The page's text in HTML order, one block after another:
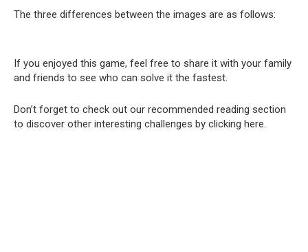
The three differences between the images are as follows:
If you enjoyed this game, feel free to share it with your family
and friends to see who can solve it the fastest.
Don’t forget to check out our recommended reading section
to discover other interesting challenges by clicking here.